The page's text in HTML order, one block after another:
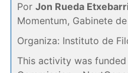
Por Jon Rueda
Momentum, Gabinete
Organiza: Instituto de
This activity was